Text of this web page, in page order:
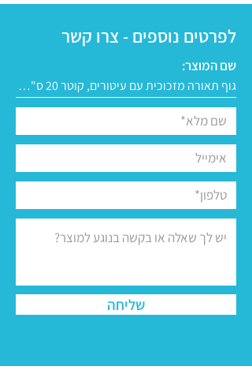
לפרטים נוספים - צרו קשר
שם המוצר:
שליחה